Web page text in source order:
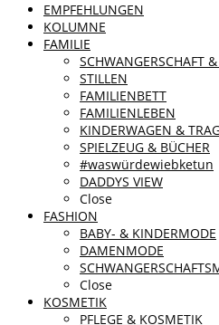
EMPFEHLUNGEN
KOLUMNE
FAMILIE
SCHWANGERSCHAFT
STILLEN
FAMILIENBETT
FAMILIENLEBEN
KINDERWAGEN &
SPIELZEUG & BÜCHER
#waswürdewiebketun
DADDYS VIEW
Close
FASHION
BABY- & KINDERMODE
DAMENMODE
Close
KOSMETIK
PFLEGE & KOSMETIK